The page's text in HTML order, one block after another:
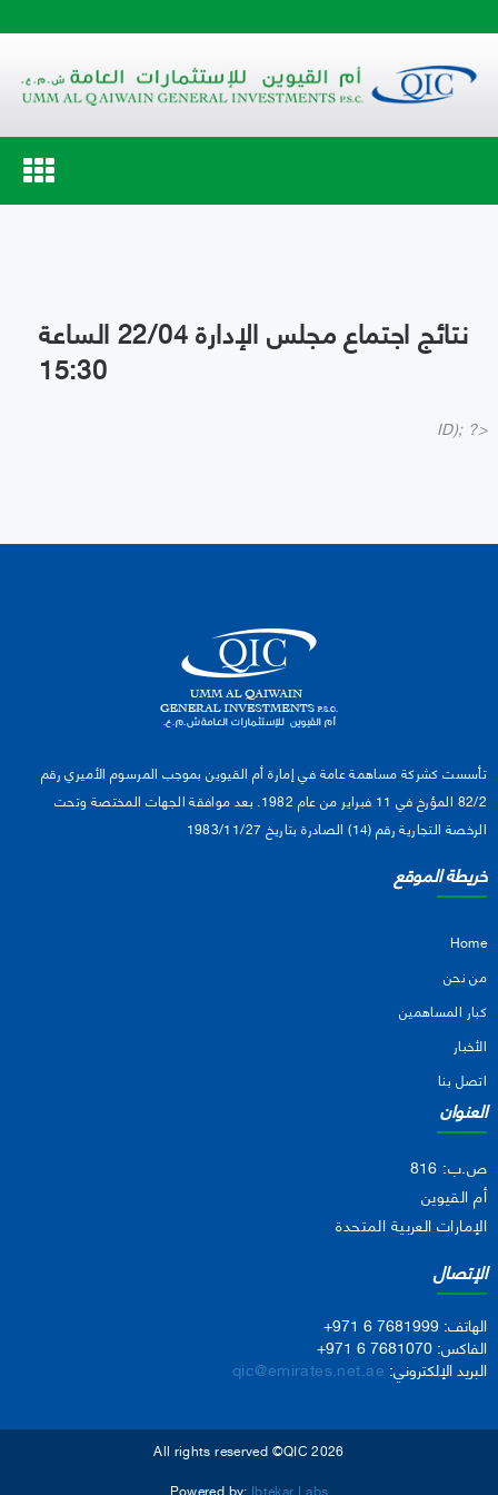
Toggle
navigation
نتائج اجتماع مجلس الإدارة 22/04 الساعة
15:30
ID); ?>
تأسست كشركة مساهمة عامة في إمارة أم القيوين بموجب المرسوم الأميري رقم
82/2 المؤرخ في 11 فبراير من عام 1982. بعد موافقة الجهات المختصة وتحت
الرخصة التجارية رقم (14) الصادرة بتاريخ 1983/11/27
خريطة الموقع
Home
من نحن
كبار المساهمين
الأخبار
اتصل بنا
العنوان
ص.ب: 816
أم القيوين
الإمارات العربية المتحدة
الإتصال
الهاتف: +971 6 7681999
الفاكس: +971 6 7681070
البريد الإلكتروني: qic@emirates.net.ae
All rights reserved ©QIC 2026
Powered by: Ibtekar Labs